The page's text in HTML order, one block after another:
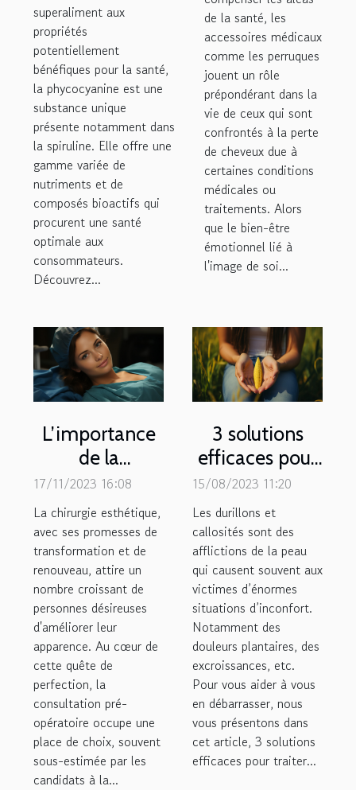
consommation
de la
phycocyanine
est
particulièrement
bénéfique ?
superaliment aux
propriétés
potentiellement
bénéfiques pour la santé,
la phycocyanine est une
substance unique
présente notamment dans
la spiruline. Elle offre une
gamme variée de
nutriments et de
composés bioactifs qui
procurent une santé
optimale aux
consommateurs.
Découvrez...
médicaux tels
que les
perruques ?
de la santé, les
accessoires médicaux
comme les perruques
jouent un rôle
prépondérant dans la
vie de ceux qui sont
confrontés à la perte
de cheveux due à
certaines conditions
médicales ou
traitements. Alors
que le bien-être
émotionnel lié à
l'image de soi...
L’importance
de la
consultation
pré-opératoire
en chirurgie
esthétique
17/11/2023 16:08
La chirurgie esthétique,
avec ses promesses de
transformation et de
renouveau, attire un
nombre croissant de
personnes désireuses
d'améliorer leur
apparence. Au cœur de
cette quête de
perfection, la
consultation pré-
opératoire occupe une
place de choix, souvent
sous-estimée par les
candidats à la...
3 solutions
efficaces pour
traiter les
durillons et
callosités
15/08/2023 11:20
Les durillons et
callosités sont des
afflictions de la peau
qui causent souvent aux
victimes d’énormes
situations d’inconfort.
Notamment des
douleurs plantaires, des
excroissances, etc.
Pour vous aider à vous
en débarrasser, nous
vous présentons dans
cet article, 3 solutions
efficaces pour traiter...